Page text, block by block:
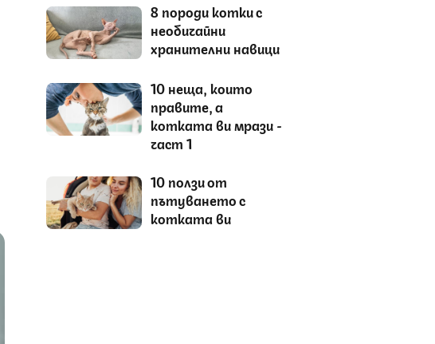
8 породи котки с
необичайни
хранителни навици
10 неща, които
правите, а
котката ви мрази -
част 1
10 ползи от
пътуването с
котката ви